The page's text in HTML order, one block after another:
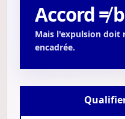
Accord ≠
Mais l'expulsion
encadrée.